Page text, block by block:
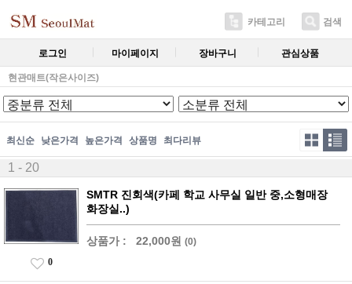
카테고리 검색
로그인 마이페이지 장바구니 관심상품
현관매트(작은사이즈)
최신순 낮은가격 높은가격 상품명 최다리뷰
1 - 20
SMTR 진회색(카페 학교 사무실 일반 중,소형매장
화장실..)
상품가 : 22,000원 (0)
0